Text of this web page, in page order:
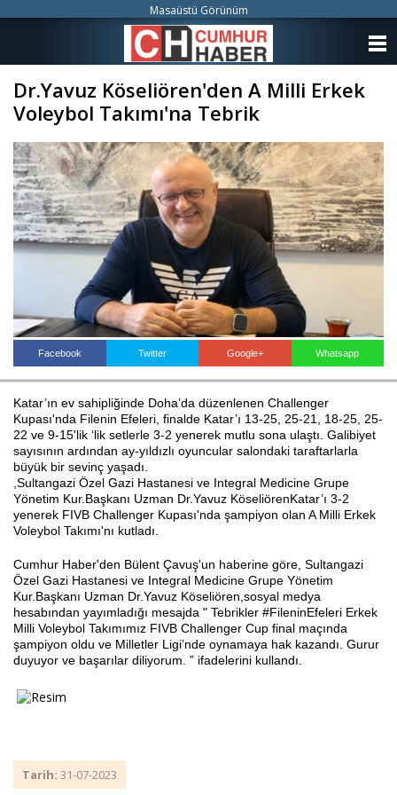
Dr.Yavuz Köseliören'den A Milli Erkek
Voleybol Takımı'na Tebrik
Facebook Twitter Google+ Whatsapp
Katar’ın ev sahipliğinde Doha’da düzenlenen Challenger
Kupası'nda Filenin Efeleri, finalde Katar’ı 13-25, 25-21, 18-25, 25-
22 ve 9-15'lik ‘lik setlerle 3-2 yenerek mutlu sona ulaştı. Galibiyet
sayısının ardından ay-yıldızlı oyuncular salondaki taraftarlarla
büyük bir sevinç yaşadı.
,Sultangazi Özel Gazi Hastanesi ve Integral Medicine Grupe
Yönetim Kur.Başkanı Uzman Dr.Yavuz KöseliörenKatar’ı 3-2
yenerek FIVB Challenger Kupası'nda şampiyon olan A Milli Erkek
Voleybol Takımı'nı kutladı.
Cumhur Haber'den Bülent Çavuş'un haberine göre, Sultangazi
Özel Gazi Hastanesi ve Integral Medicine Grupe Yönetim
Kur.Başkanı Uzman Dr.Yavuz Köseliören,sosyal medya
hesabından yayımladığı mesajda " Tebrikler #FileninEfeleri Erkek
Milli Voleybol Takımımız FIVB Challenger Cup final maçında
şampiyon oldu ve Milletler Ligi’nde oynamaya hak kazandı. Gurur
duyuyor ve başarılar diliyorum. ” ifadelerini kullandı.
Tarih: 31-07-2023
Masaüstü Görünüm
KATEGORİLER
ANKETLER
FOTO GALERİ
VİDEO GALERİ
KÜNYE
İLETİŞİM